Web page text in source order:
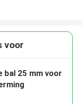
voor
bal 25 mm voor